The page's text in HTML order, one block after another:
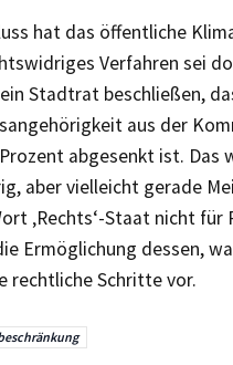
hat das öffentliche
Verfahren sei
Stadtrat beschließen,
aus der
abgesenkt ist. Das
aber vielleicht gerade
‚Rechts‘-Staat nicht
Ermöglichung dessen,
rechtliche Schritte vor.